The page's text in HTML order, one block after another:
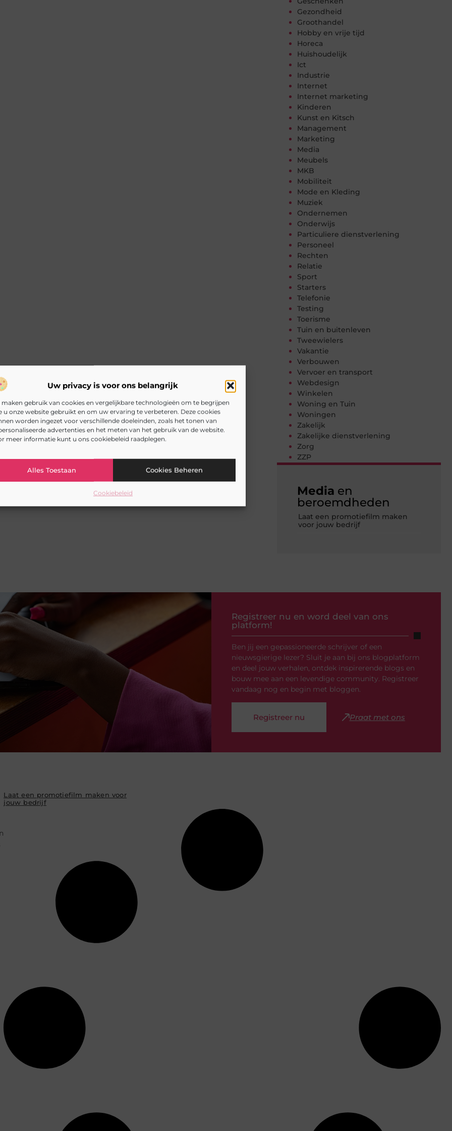
Uw privacy is voor ons belangrijk
maken gebruik van cookies en vergelijkbare technologieën om te begrijpen
u onze website gebruikt en om uw ervaring te verbeteren. Deze cookies
worden ingezet voor verschillende doeleinden, zoals het tonen van
advertenties en het meten van het gebruik van de website.
meer informatie kunt u ons cookiebeleid raadplegen.
Alles Toestaan Cookies Beheren
Cookiebeleid
Gezondheid
Groothandel
Hobby en vrije tijd
Horeca
Huishoudelijk
Ict
Industrie
Internet
Internet marketing
Kinderen
Kunst en Kitsch
Management
Marketing
Media
Meubels
MKB
Mobiliteit
Mode en Kleding
Muziek
Ondernemen
Onderwijs
Particuliere dienstverlening
Personeel
Rechten
Relatie
Sport
Starters
Telefonie
Testing
Toerisme
Tuin en buitenleven
Tweewielers
Vakantie
Verbouwen
Vervoer en transport
Webdesign
Winkelen
Woning en Tuin
Woningen
Zakelijk
Zakelijke dienstverlening
Zorg
ZZP
Media en
beroemdheden
Laat een promotiefilm maken
voor jouw bedrijf
Registreer nu en word deel van ons
platform!
Ben jij een gepassioneerde schrijver of een
nieuwsgierige lezer? Sluit je aan bij ons blogplatform
en deel jouw verhalen, ontdek inspirerende blogs en
bouw mee aan een levendige community. Registreer
vandaag nog en begin met bloggen.
Registreer nu Praat met ons
Laat een promotiefilm maken voor
jouw bedrijf